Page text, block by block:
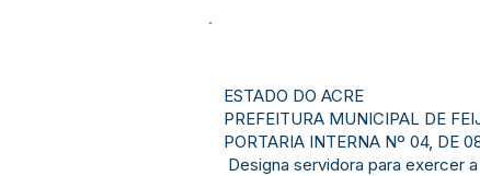
ESTADO DO ACRE
PREFEITURA MUNICIPAL DE
PORTARIA INTERNA Nº 04, DE
Designa servidora para exercer